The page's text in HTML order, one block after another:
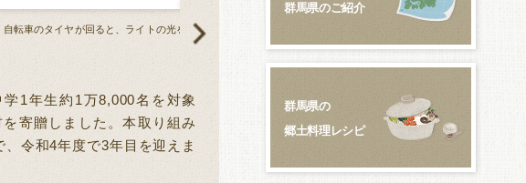
転車のタイヤが回ると、ライトの光を JA共済のロゴが付いた反射材。自転車の車体の面に対し、垂直に取り付けま
学1年生約 1万8,000名を対象
寄贈しました。本取り組み
、令和4年度で3年目を迎えま
群馬県のご紹介
群馬県の
郷土料理レシピ